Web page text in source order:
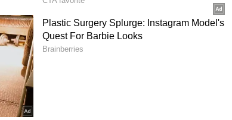
ಚಟುವಟಿಕೆಗಳ ಬಗ್ಗೆ ಸಹಾನುಭೂತಿಯುಳ್ಳ ವ್ಯಕ್ತಿಗಳ
ಕೊರಿಯ‌ರ್ ಆಗಿ ಕಾರ್ಯ ನಿರ್ವಹಿಸುತ್ತಿದ್ದ. ಈ ನಿಷೇಧಿತ ನಕ್ಸಲ್
ಯುವಕರ ನೇಮಕಾತಿಯಲ್ಲಿ ರಾಜನ್ ಪ್ರಮುಖ
ದೇಶವ್ಯಾಪ್ತಿ ರಹಸ್ಯ ಸಭೆಗಳನ್ನು ಏರ್ಪಡಿಸಿ ಯುವಕರನ್ನು
ಏಕತೆಗೆ, ಸಮಗ್ರತೆಗೆ ಹಾಗೂ ಭದ್ರತೆಗೆ ಹಾನಿಯುಂಟು
ದುರುದ್ದೇಶ ಹೊಂದಿದ್ದ, ಈ ಅಪರಾಧಿಕ ಕೃತ್ಯಗಳನ್ನು
ಎಂಬುದು ಗೊತ್ತಾಗಿದೆ ಎಂದು ಪೊಲೀಸರ ದೂರಿನಲ್ಲಿ